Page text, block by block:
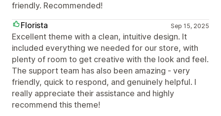
friendly. Recommended!
Florista
Sep 15, 2025
Excellent theme with a clean, intuitive design. It
included everything we needed for our store, with
plenty of room to get creative with the look and feel.
The support team has also been amazing - very
friendly, quick to respond, and genuinely helpful. I
really appreciate their assistance and highly
recommend this theme!